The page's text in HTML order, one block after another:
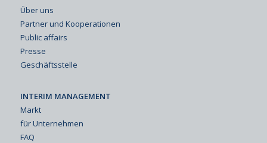
Über uns
Partner und Kooperationen
Public affairs
Presse
Geschäftsstelle
INTERIM MANAGEMENT
Markt
für Unternehmen
FAQ